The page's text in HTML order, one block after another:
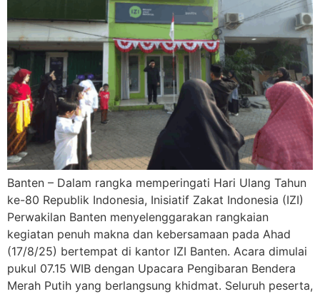
Banten – Dalam rangka memperingati Hari Ulang Tahun
ke-80 Republik Indonesia, Inisiatif Zakat Indonesia (IZI)
Perwakilan Banten menyelenggarakan rangkaian
kegiatan penuh makna dan kebersamaan pada Ahad
(17/8/25) bertempat di kantor IZI Banten. Acara dimulai
pukul 07.15 WIB dengan Upacara Pengibaran Bendera
Merah Putih yang berlangsung khidmat. Seluruh peserta,